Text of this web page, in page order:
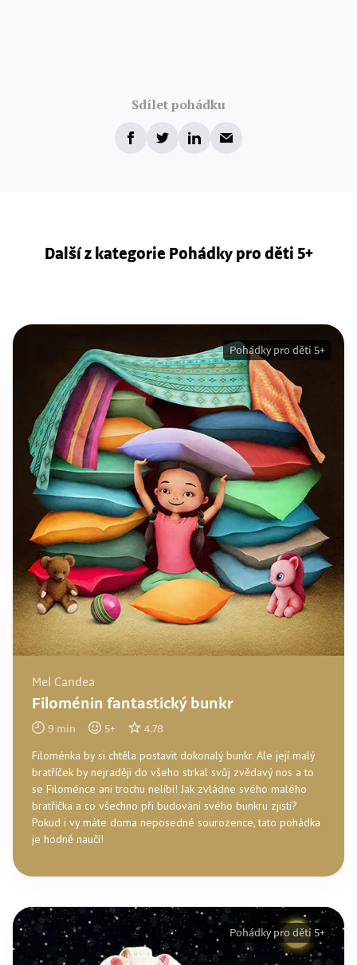
Sdílet pohádku
Další z kategorie Pohádky pro děti 5+
Mel Candea
Filoménin fantastický bunkr
9 min 5+ 4.78
Filoménka by si chtěla postavit dokonalý bunkr. Ale její malý
bratříček by nejraději do všeho strkal svůj zvědavý nos a to
se Filoménce ani trochu nelíbí! Jak zvládne svého malého
bratříčka a co všechno při budování svého bunkru zjistí?
Pokud i vy máte doma neposedné sourozence, tato pohádka
je hodně naučí!
Pohádky pro děti 5+
Pohádky pro děti 5+